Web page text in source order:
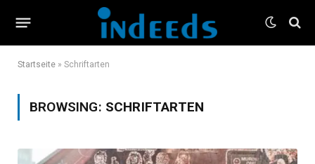
Startseite » Schriftarten
BROWSING: SCHRIFTARTEN